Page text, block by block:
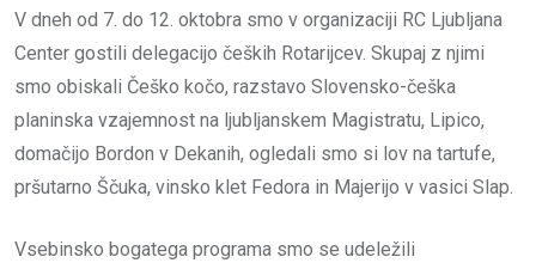
V dneh od 7. do 12. oktobra smo v organizaciji RC Ljubljana
Center gostili delegacijo čeških Rotarijcev. Skupaj z njimi
smo obiskali Češko kočo, razstavo Slovensko-češka
planinska vzajemnost na ljubljanskem Magistratu, Lipico,
domačijo Bordon v Dekanih, ogledali smo si lov na tartufe,
pršutarno Ščuka, vinsko klet Fedora in Majerijo v vasici Slap.
Vsebinsko bogatega programa smo se udeležili